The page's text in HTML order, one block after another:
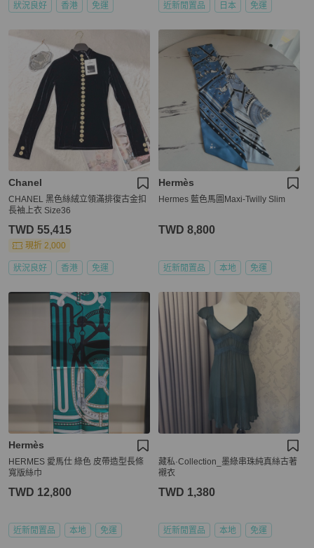
狀況良好 香港 免運 近新閒置品 日本 免運
Chanel
CHANEL 黑色絲絨立領滿排復古金扣
長袖上衣 Size36
TWD 55,415
現折 2,000
狀況良好 香港 免運
Hermès
Hermes 藍色馬圖Maxi-Twilly Slim
TWD 8,800
近新閒置品 本地 免運
Hermès
HERMES 愛馬仕 綠色 皮帶造型長條
寬版絲巾
TWD 12,800
近新閒置品 本地 免運
藏私·Collection_墨綠串珠純真絲古著
襯衣
TWD 1,380
近新閒置品 本地 免運